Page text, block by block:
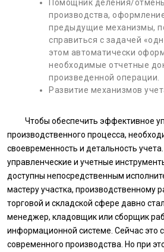
Помощник деления/
производства,
предыдущие механизмы,
справиться с задачей
этом автоматически
необходимые отчетные
произведенной операции.
Развитие механизмов
Чтобы обеспечить эффективное
производственного процесса,
своевременность и детальность
управленческие и учетные
доступны непосредственным
мастеру участка, производственному
торговой и складской сфере давно
менеджер, кладовщик или сборщик
информационной системе. Сейчас это
современного производства. Но при